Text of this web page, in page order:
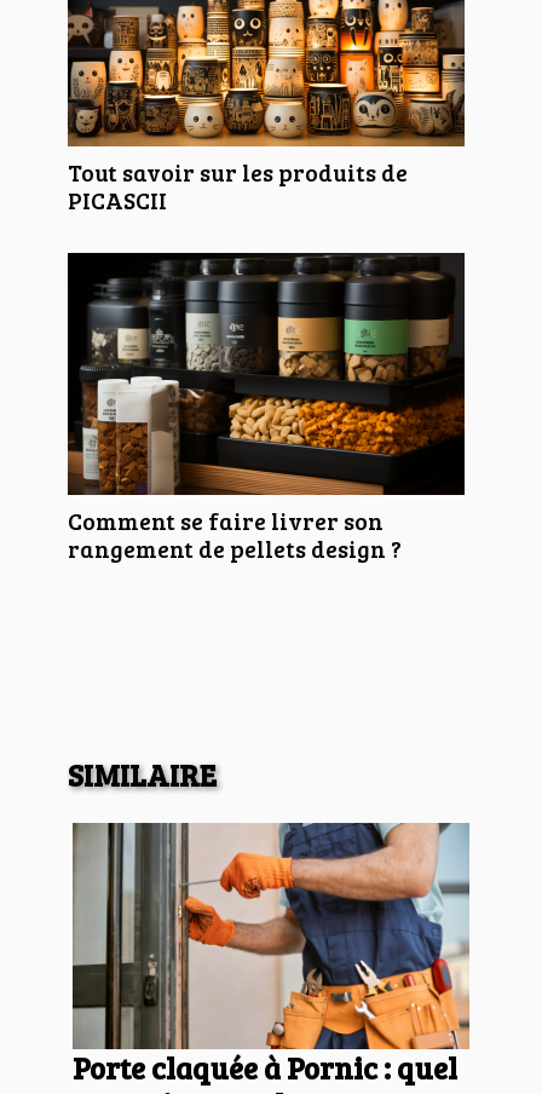
Tout savoir sur les produits de
PICASCII
Comment se faire livrer son
rangement de pellets design ?
SIMILAIRE
Porte claquée à Pornic : quel